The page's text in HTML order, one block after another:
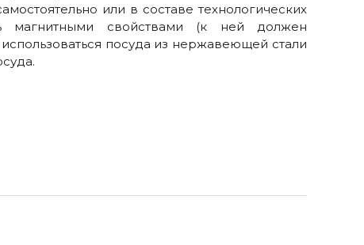
или в составе технологических
магнитными свойствами (к ней должен
посуда из нержавеющей стали